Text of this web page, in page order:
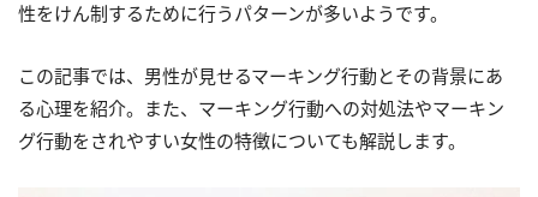
性をけん制するために行うパターンが多いようです。
この記事では、男性が見せるマーキング行動とその背景にあ
る心理を紹介。また、マーキング行動への対処法やマーキン
グ行動をされやすい女性の特徴についても解説します。